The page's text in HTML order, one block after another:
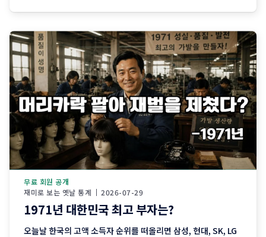
를 단순한 홍보 창구를 넘어 자사의 의료 브랜드 가치와 서비스의
국제 경쟁력을 강화하는
재미로 보는 옛날 통계 2026-07-29
무료 회원 공개
1971년 대한민국 최고 부자는?
오늘날 한국의 고액 소득자 순위를 떠올리면 삼성, 현대, SK, LG